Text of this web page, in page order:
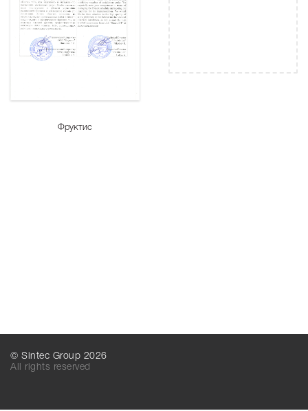
Фруктис
© Sintec Group 2026
All rights reserved